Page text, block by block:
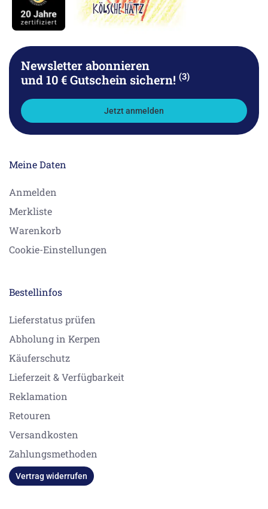
Newsletter abonnieren
und 10 € Gutschein sichern! (3)
Jetzt anmelden
Meine Daten
Anmelden
Merkliste
Warenkorb
Cookie-Einstellungen
Bestellinfos
Lieferstatus prüfen
Abholung in Kerpen
Käuferschutz
Lieferzeit & Verfügbarkeit
Reklamation
Retouren
Versandkosten
Zahlungsmethoden
Vertrag widerrufen